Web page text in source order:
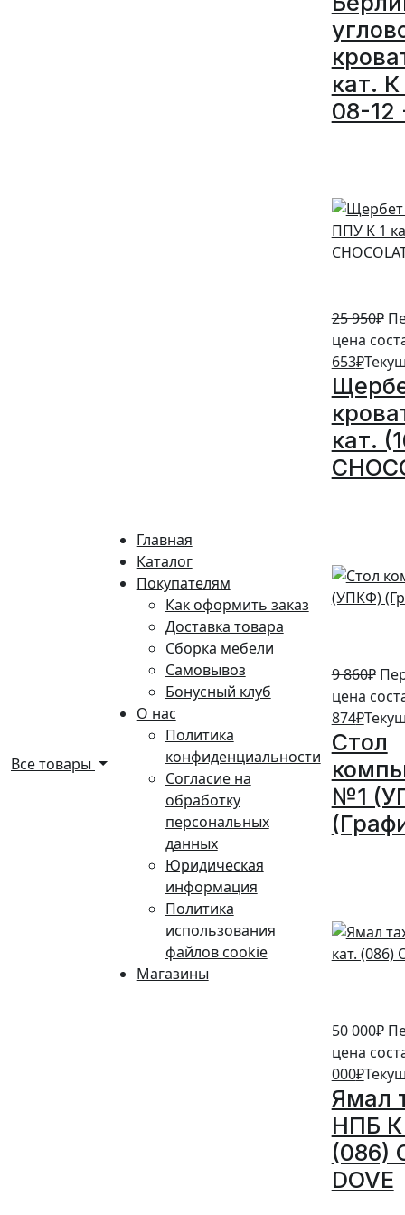
Все товары
Главная
Каталог
Покупателям
Как оформить заказ
Доставка товара
Сборка мебели
Самовывоз
Бонусный клуб
О нас
Политика
конфиденциальности
Согласие на
обработку
персональных
данных
Юридическая
информация
Политика
использования
файлов cookie
Магазины
кат.
08-12
25 950₽
цена
653₽
кат.
9 860₽
цена
874₽
Стол
№1
50 000₽
цена
000₽
Ямал
НПБ К
(086)
DOVE